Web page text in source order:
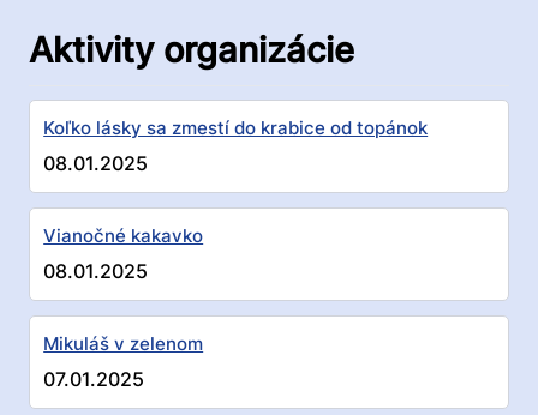
Aktivity organizácie
Koľko lásky sa zmestí do krabice od topánok
08.01.2025
Vianočné kakavko
08.01.2025
Mikuláš v zelenom
07.01.2025